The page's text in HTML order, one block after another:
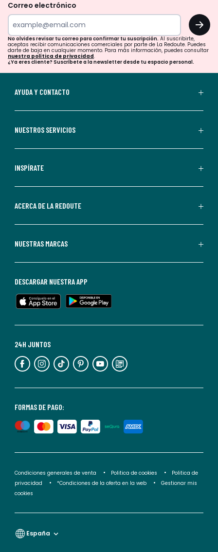
tu
para
confirmar
tu
suscripción.
aceptas
comerciales
personalizadas
parte
Redoute.
de
en
cualquier
Para
información,
puedes
nuestra
de
privacidad</2>.
Correo electrónico
OK
No olvides revisar tu correo para confirmar tu suscripción. Al suscribirte,
aceptas recibir comunicaciones comerciales por parte de La Redoute. Puedes
darte de baja en cualquier momento. Para más información, puedes consultar
nuestra política de privacidad.
¿Ya eres cliente? Suscríbete a la newsletter desde tu espacio personal.
AYUDA Y CONTACTO
NUESTROS SERVICIOS
INSPÍRATE
ACERCA DE LA REDOUTE
NUESTRAS MARCAS
FORMAS DE PAGO:
24H JUNTOS
DESCARGAR NUESTRA APP
Condiciones generales de venta Politica de cookies
Politica de
privacidad
*Condiciones de la oferta en la web
Gestionar mis
cookies
España